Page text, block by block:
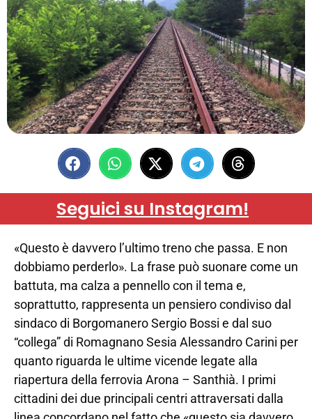
Seguici su Instagram!
«Questo è davvero l’ultimo treno che passa. E non
dobbiamo perderlo». La frase può suonare come un
battuta, ma calza a pennello con il tema e,
soprattutto, rappresenta un pensiero condiviso dal
sindaco di Borgomanero Sergio Bossi e dal suo
“collega” di Romagnano Sesia Alessandro Carini per
quanto riguarda le ultime vicende legate alla
riapertura della ferrovia Arona – Santhià. I primi
cittadini dei due principali centri attraversati dalla